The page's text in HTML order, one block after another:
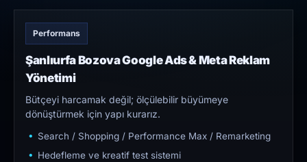
Performans
Şanlıurfa Bozova Google Ads & Meta Reklam
Yönetimi
Bütçeyi harcamak değil; ölçülebilir büyümeye
dönüştürmek için yapı kurarız.
Search / Shopping / Performance Max / Remarketing
Hedefleme ve kreatif test sistemi